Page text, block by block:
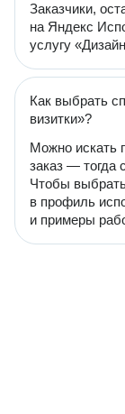
Заказчики,
на Яндекс
услугу
Как выбрать
визитки»?
Можно искать
заказ — тогда
Чтобы
в профиль
и примеры